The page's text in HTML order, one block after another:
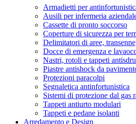
Armadietti per
Ausili per infermeria
Cassette di pronto soccorso
Coperture di sicurezza per
Delimitatori di aree,
Docce di emergenza e
Nastri, rotoli e tappeti
Piastre antishock da
Protezioni paracolpi
Segnaletica antinfortunistica
Sistemi di protezione dal gas
Tappeti antiurto modulari
Tappeti e pedane isolanti
Arredamento e Design